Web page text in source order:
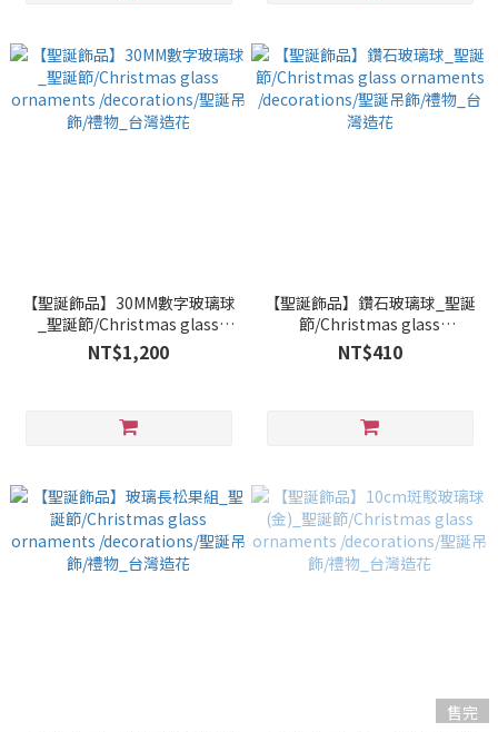
【聖誕飾品】30MM數字玻璃球
_聖誕節/Christmas glass
ornaments /decorations/聖
誕吊飾/禮物_台灣造花
NT$1,200
【聖誕飾品】鑽石玻璃球_聖誕
節/Christmas glass
ornaments /decorations/聖
誕吊飾/禮物_台灣造花
NT$410
售完